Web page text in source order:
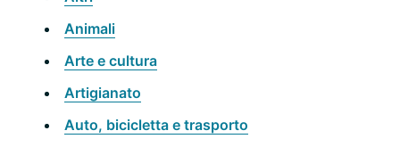
Animali
Arte e cultura
Artigianato
Auto, bicicletta e trasporto